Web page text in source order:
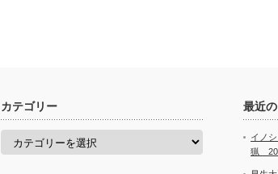
カテゴリー
カ
最近
イノ
猟